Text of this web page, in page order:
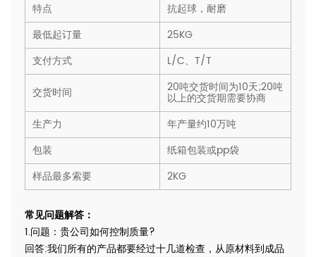
特点
抗起球，耐磨
最低起订量
25KG
支付方式
L/C、T/T
交货时间 20吨交货时间为10天;20吨
以上的交货期需要协商
生产力
年产量约10万吨
包装
纸箱包装或pp袋
样品最多索要
2KG
常见问题解答：
1.问题：贵公司如何控制质量?
回答:我们所有的产品都要经过十几道检查，从原材料到成品